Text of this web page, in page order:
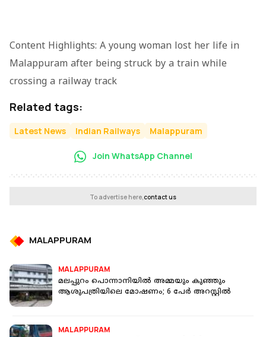
Content Highlights: A young woman lost her life in
Malappuram after being struck by a train while
crossing a railway track
Related tags:
Latest News Indian Railways Malappuram
Join WhatsApp Channel
To advertise here,contact us
MALAPPURAM
MALAPPURAM
മലപ്പുറം പൊന്നാനിയിൽ അമ്മയും കുഞ്ഞും
ആശുപത്രിയിലെ മോഷണം; 6 പേർ അറസ്റ്റില്‍
MALAPPURAM